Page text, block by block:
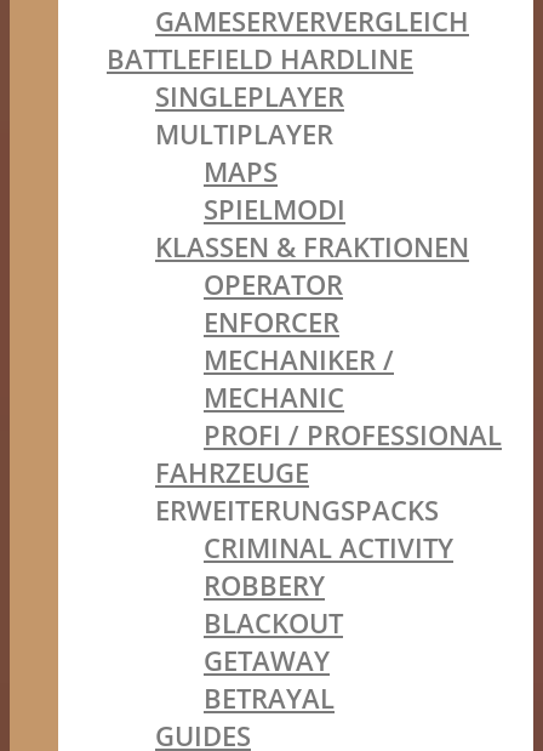
GAMESERVERVERGLEICH
BATTLEFIELD HARDLINE
SINGLEPLAYER
MULTIPLAYER
MAPS
SPIELMODI
KLASSEN & FRAKTIONEN
OPERATOR
ENFORCER
MECHANIKER /
MECHANIC
PROFI / PROFESSIONAL
FAHRZEUGE
ERWEITERUNGSPACKS
CRIMINAL ACTIVITY
ROBBERY
BLACKOUT
GETAWAY
BETRAYAL
GUIDES